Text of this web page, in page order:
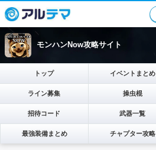
モンハンNow攻略サイト
トップ イベントまとめ
ライン募集 操虫棍
招待コード 武器一覧
最強装備まとめ チャプター攻略